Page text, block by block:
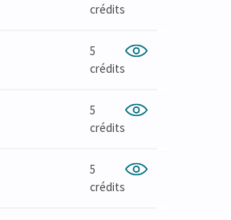
crédits
5
crédits
5
crédits
5
crédits